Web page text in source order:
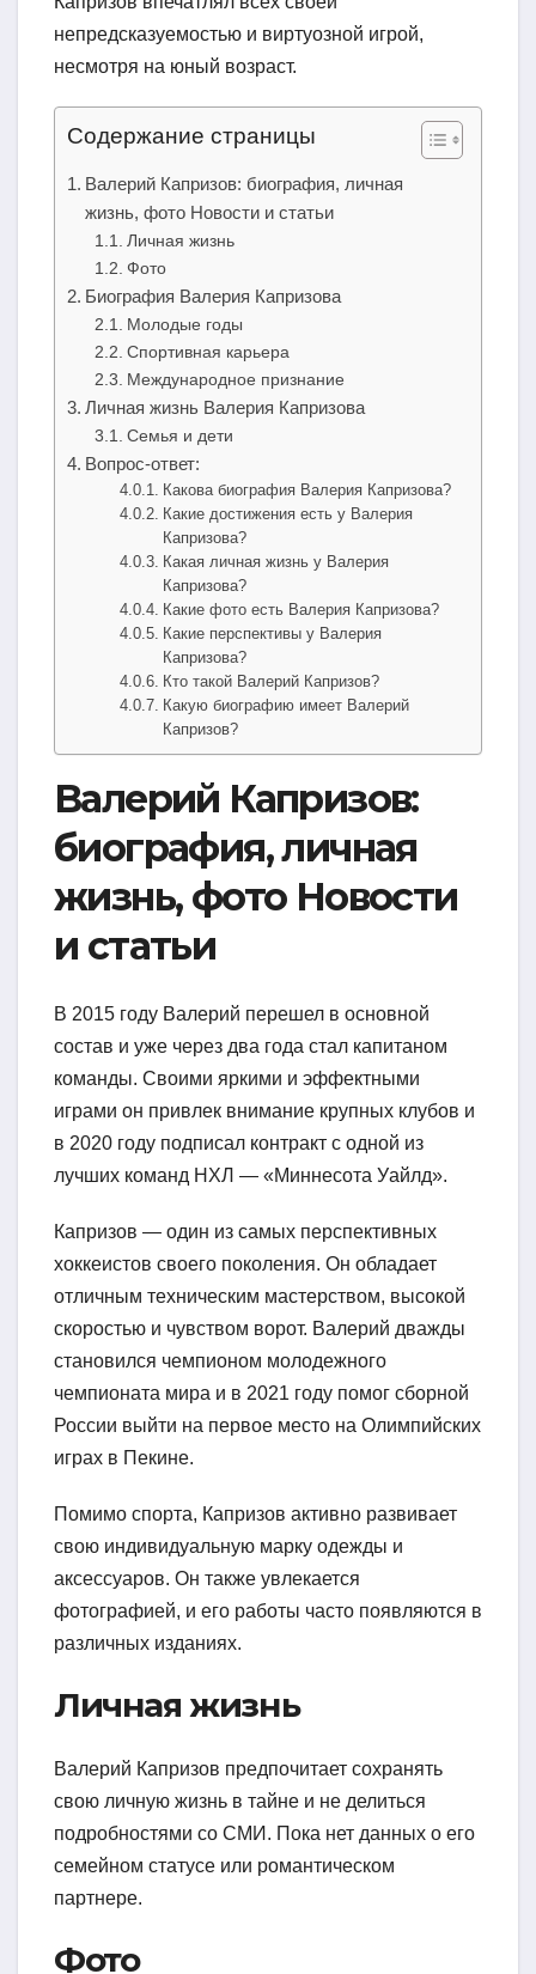
непредсказуемостью и виртуозной игрой,
несмотря на юный возраст.
Содержание страницы
Валерий Капризов: биография, личная
жизнь, фото Новости и статьи
Личная жизнь
Фото
Биография Валерия Капризова
Молодые годы
Спортивная карьера
Международное признание
Личная жизнь Валерия Капризова
Семья и дети
Вопрос-ответ:
Какова биография Валерия Капризова?
Какие достижения есть у Валерия
Капризова?
Какая личная жизнь у Валерия
Капризова?
Какие фото есть Валерия Капризова?
Какие перспективы у Валерия
Капризова?
Кто такой Валерий Капризов?
Какую биографию имеет Валерий
Капризов?
Валерий Капризов:
биография, личная
жизнь, фото Новости
и статьи
В 2015 году Валерий перешел в основной
состав и уже через два года стал капитаном
команды. Своими яркими и эффектными
играми он привлек внимание крупных клубов и
в 2020 году подписал контракт с одной из
лучших команд НХЛ — «Миннесота Уайлд».
Капризов — один из самых перспективных
хоккеистов своего поколения. Он обладает
отличным техническим мастерством, высокой
скоростью и чувством ворот. Валерий дважды
становился чемпионом молодежного
чемпионата мира и в 2021 году помог сборной
России выйти на первое место на Олимпийских
играх в Пекине.
Помимо спорта, Капризов активно развивает
свою индивидуальную марку одежды и
аксессуаров. Он также увлекается
фотографией, и его работы часто появляются в
различных изданиях.
Личная жизнь
Валерий Капризов предпочитает сохранять
свою личную жизнь в тайне и не делиться
подробностями со СМИ. Пока нет данных о его
семейном статусе или романтическом
партнере.
Фото